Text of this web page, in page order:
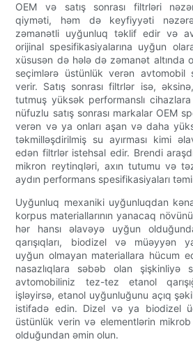
OEM və satış sonrası filtrləri
qiyməti, həm də keyfiyyəti
zəmanətli uyğunluq təklif edir və
orijinal spesifikasiyalarına uyğun
xüsusən də hələ də zəmanət altında
seçimlərə üstünlük verən avtomobil
verir. Satış sonrası filtrlər isə,
tutmuş yüksək performanslı
nüfuzlu satış sonrası markalar OEM
verən və ya onları aşan və daha
təkmilləşdirilmiş su ayırması kimi
edən filtrlər istehsal edir. Brendi
mikron reytinqləri, axın tutumu və
aydın performans spesifikasiyaları
Uyğunluq mexaniki uyğunluqdan
korpus materiallarının yanacaq
hər hansı əlavəyə uyğun
qarışıqları, biodizel və müəyyən
uyğun olmayan materiallara hücum
nasazlıqlara səbəb olan
avtomobiliniz tez-tez etanol
işləyirsə, etanol uyğunluğunu açıq
istifadə edin. Dizel və ya biodizel
üstünlük verin və elementlərin mikrob
olduğundan əmin olun.